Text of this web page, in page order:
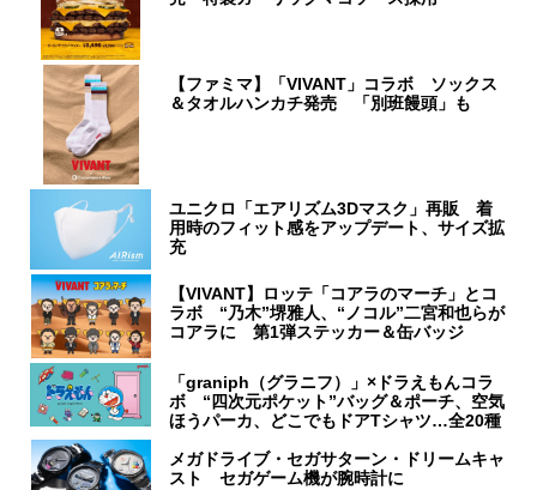
【ファミマ】「VIVANT」コラボ ソックス
＆タオルハンカチ発売 「別班饅頭」も
ユニクロ「エアリズム3Dマスク」再販 着
用時のフィット感をアップデート、サイズ拡
充
【VIVANT】ロッテ「コアラのマーチ」とコ
ラボ “乃木”堺雅人、“ノコル”二宮和也らが
コアラに 第1弾ステッカー＆缶バッジ
「graniph（グラニフ）」×ドラえもんコラ
ボ “四次元ポケット”バッグ＆ポーチ、空気
ほうパーカ、どこでもドアTシャツ…全20種
メガドライブ・セガサターン・ドリームキャ
スト セガゲーム機が腕時計に